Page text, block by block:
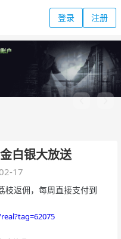
登录 注册
白银大放送
17
枝返佣，每周直接支付到